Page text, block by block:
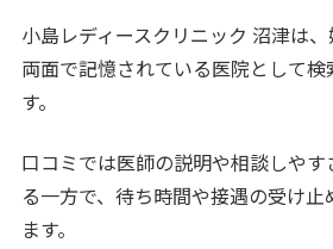
小島レディースクリニック 沼津は
両面で記憶されている医院として
す。
口コミでは医師の説明や相談しや
る一方で、待ち時間や接遇の受け
ます。